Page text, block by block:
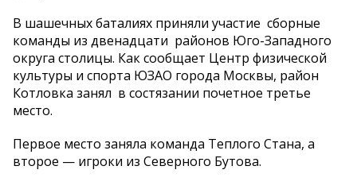
В шашечных баталиях приняли участие сборные
команды из двенадцати районов Юго-Западного
округа столицы. Как сообщает Центр физической
культуры и спорта ЮЗАО города Москвы, район
Котловка занял в состязании почетное третье
место.
Первое место заняла команда Теплого Стана, а
второе — игроки из Северного Бутова.